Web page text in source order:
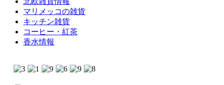
マリメッコの雑貨
キッチン雑貨
コーヒー・紅茶
香水情報